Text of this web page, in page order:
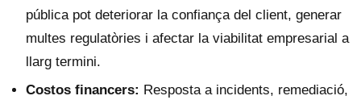
pública pot deteriorar la confiança del client, generar
multes regulatòries i afectar la viabilitat empresarial a
llarg termini.
Costos financers: Resposta a incidents, remediació,